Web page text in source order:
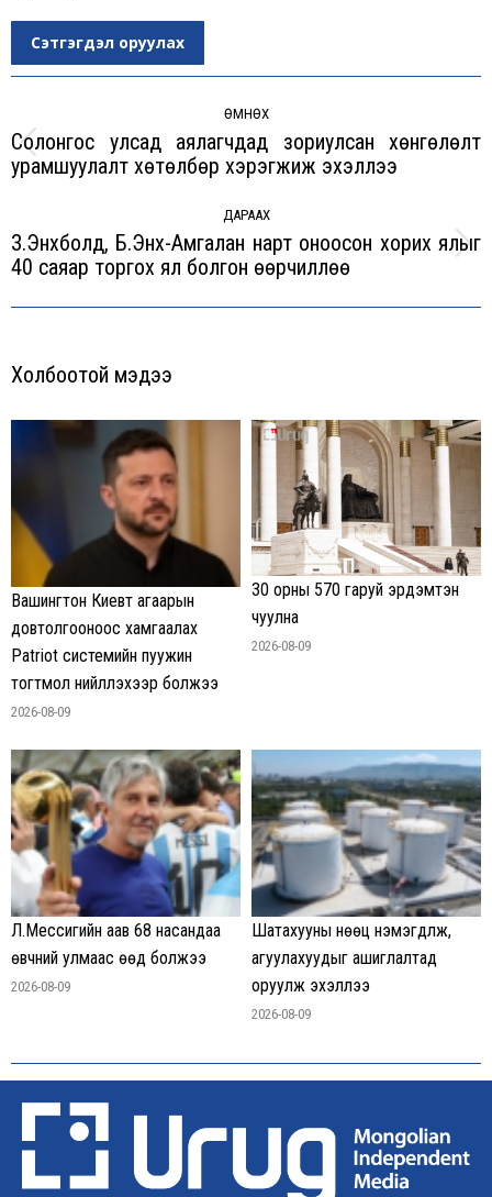
Сэтгэгдэл оруулах
ӨМНӨХ
Previous
post:
Солонгос улсад аялагчдад зориулсан хөнгөлөлт
урамшуулалт хөтөлбөр хэрэгжиж эхэллээ
ДАРААХ
Next
post:
З.Энхболд, Б.Энх-Амгалан нарт оноосон хорих ялыг
40 саяар торгох ял болгон өөрчиллөө
Холбоотой мэдээ
Вашингтон Киевт агаарын
довтолгооноос хамгаалах
Patriot системийн пуужин
тогтмол нийлүүлэхээр болжээ
2026-08-09
30 орны 570 гаруй эрдэмтэн
чуулна
2026-08-09
Л.Мессигийн аав 68 насандаа
өвчний улмаас өөд болжээ
2026-08-09
Шатахууны нөөц нэмэгдүүлж,
агуулахуудыг ашиглалтад
оруулж эхэллээ
2026-08-09